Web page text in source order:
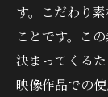
す。こだわり
ことです。こ
決まってくる
映像作品での